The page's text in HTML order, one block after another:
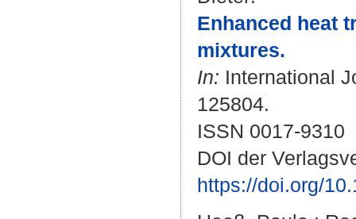
Enhanced heat
mixtures.
In: International
125804.
ISSN 0017-9310
DOI der
https://doi.org/